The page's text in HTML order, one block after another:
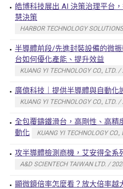
皓博科技展出 AI 決策治理平台
慧決策
HARBOR TECHNOLOGY
半導體前段/先進封裝設備的微
台如何優化產能、提升效益
KUANG YI TECHNOLOGY CO., LTD.
廣億科技｜提供半導體與自動化
KUANG YI TECHNOLOGY CO., LTD.
全包覆鑄鐵滑台，高剛性、高精
動化
KUANG YI TECHNOLOGY
攻半導體檢測商機，艾安得全系
A&D SCIENTECH TAIWAN LTD. /
顯微鏡倍率怎麼看？放大倍率越